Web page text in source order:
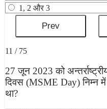
1, 2 और 3
11 / 75
27 जून 2023 को
दिवस (MSME Day) निम्न
था?